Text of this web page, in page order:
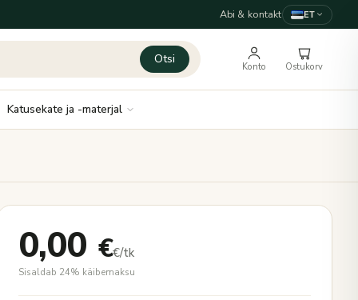
Abi & kontakt ET
Otsi
Konto Ostukorv
Katusekate ja -materjal
0,00 €€/tk
Sisaldab 24% käibemaksu